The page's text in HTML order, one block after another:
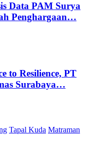
Data PAM Surya
Penghargaan…
to Resilience, PT
Surabaya…
Tapal Kuda Matraman